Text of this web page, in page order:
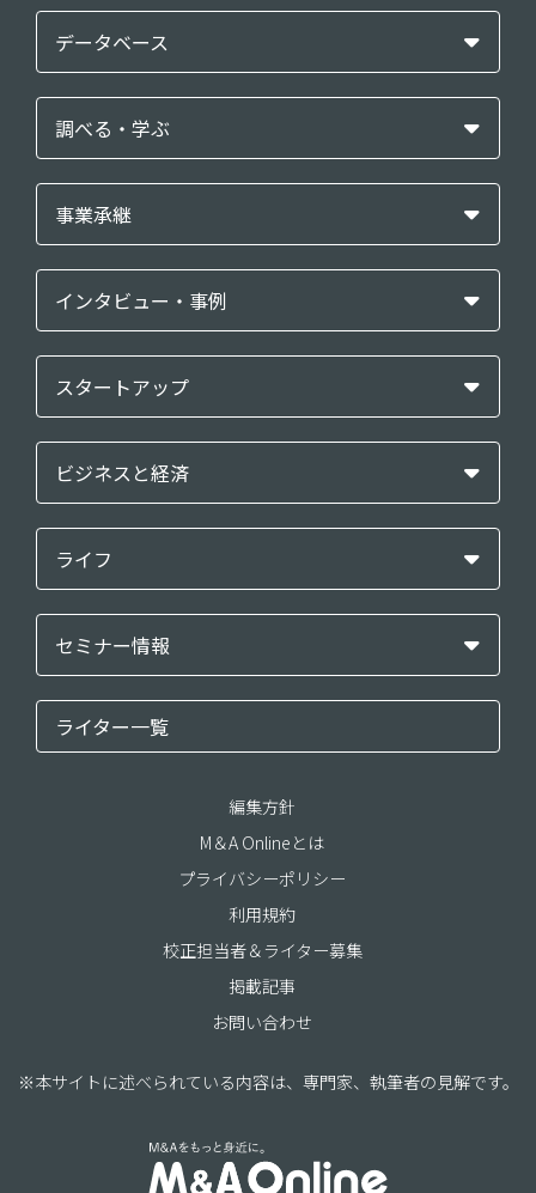
データベース
調べる・学ぶ
事業承継
インタビュー・事例
スタートアップ
ビジネスと経済
ライフ
セミナー情報
ライター一覧
編集方針
M＆A Onlineとは
プライバシーポリシー
利用規約
校正担当者＆ライター募集
掲載記事
お問い合わせ
※本サイトに述べられている内容は、専門家、執筆者の見解です。